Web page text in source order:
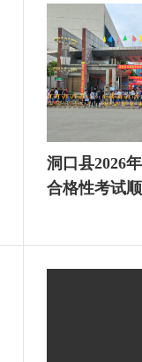
洞口县2026
合格性考试